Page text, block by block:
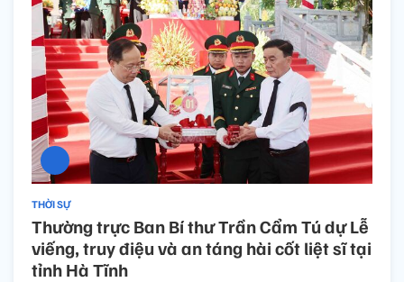
THỜI SỰ
Thường trực Ban Bí thư Trần Cẩm Tú dự Lễ
viếng, truy điệu và an táng hài cốt liệt sĩ tại
tỉnh Hà Tĩnh